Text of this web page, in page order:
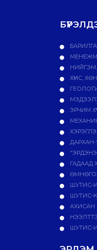
НИЙГЭМ,
ХҮНС,
ЭРЧИМ
ГАДААД
ШУТИС-
ШУТИС-
АХИСАН
ШУТИС-